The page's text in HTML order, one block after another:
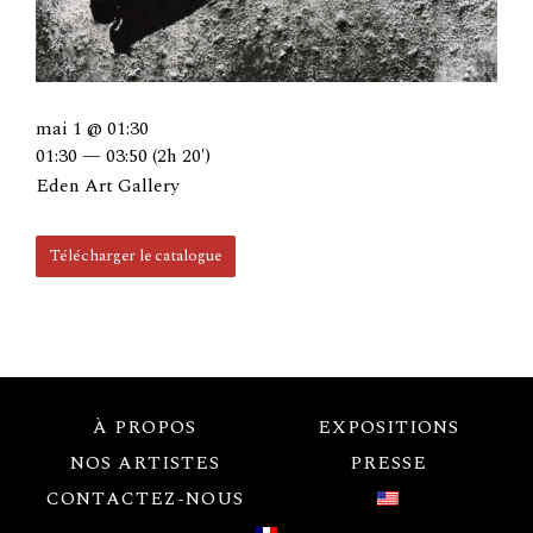
mai 1 @ 01:30
01:30 — 03:50 (2h 20′)
Eden Art Gallery
Télécharger le catalogue
À PROPOS
EXPOSITIONS
NOS ARTISTES
PRESSE
CONTACTEZ-NOUS